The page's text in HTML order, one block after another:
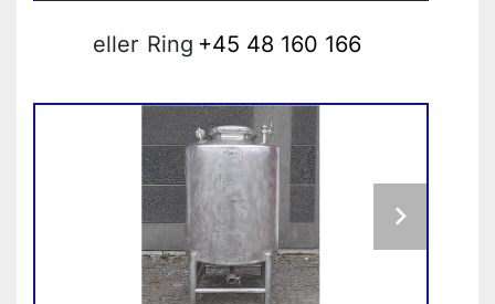
eller Ring +45 48 160 166